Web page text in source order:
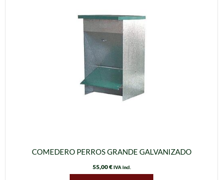
COMEDERO PERROS GRANDE GALVANIZADO
55,00€ IVA incl.